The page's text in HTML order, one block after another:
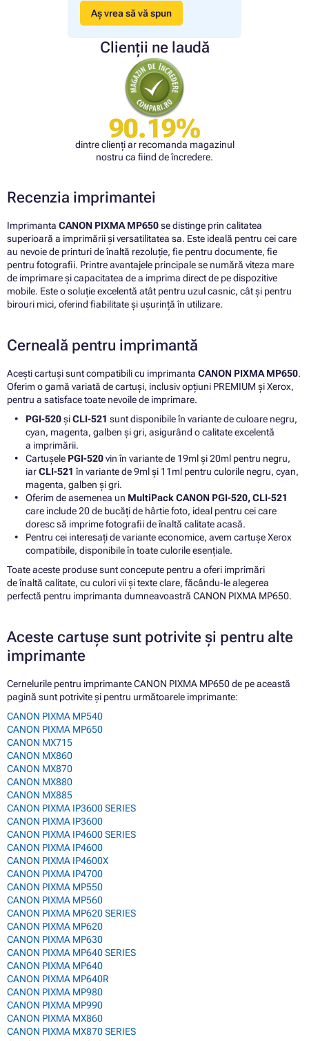
Aș vrea să vă spun
Clienții ne laudă
90.19%
dintre clienți ar recomanda magazinul
nostru ca fiind de încredere.
Recenzia imprimantei
Imprimanta CANON PIXMA MP650se distinge prin calitatea
superioară a imprimării și versatilitatea sa. Este ideală pentru cei care
au nevoie de printuri de înaltă rezoluție, fie pentru documente, fie
pentru fotografii. Printre avantajele principale se numără viteza mare
de imprimare și capacitatea de a imprima direct de pe dispozitive
mobile. Este o soluție excelentă atât pentru uzul casnic, cât și pentru
birouri mici, oferind fiabilitate și ușurință în utilizare.
Cerneală pentru imprimantă
Acești cartuși sunt compatibili cu imprimanta CANON PIXMA MP650.
Oferim o gamă variată de cartuși, inclusiv opțiuni PREMIUM și Xerox,
pentru a satisface toate nevoile de imprimare.
PGI-520șiCLI-521 sunt disponibile în variante de culoare negru,
cyan, magenta, galben și gri, asigurând o calitate excelentă
a imprimării.
Cartușele PGI-520vin în variante de 19ml și 20ml pentru negru,
iarCLI-521 în variante de 9ml și 11ml pentru culorile negru, cyan,
magenta, galben și gri.
Oferim de asemenea un MultiPack CANON PGI-520, CLI-521
care include 20 de bucăți de hârtie foto, ideal pentru cei care
doresc să imprime fotografii de înaltă calitate acasă.
Pentru cei interesați de variante economice, avem cartușe Xerox
compatibile, disponibile în toate culorile esențiale.
Toate aceste produse sunt concepute pentru a oferi imprimări
de înaltă calitate, cu culori vii și texte clare, făcându-le alegerea
perfectă pentru imprimanta dumneavoastră CANON PIXMA MP650.
Aceste cartușe sunt potrivite și pentru alte
imprimante
Cernelurile pentru imprimante CANON PIXMA MP650 de pe această
pagină sunt potrivite și pentru următoarele imprimante:
CANON PIXMA MP540
CANON PIXMA MP650
CANON MX715
CANON MX860
CANON MX870
CANON MX880
CANON MX885
CANON PIXMA IP3600 SERIES
CANON PIXMA IP3600
CANON PIXMA IP4600 SERIES
CANON PIXMA IP4600
CANON PIXMA IP4600X
CANON PIXMA IP4700
CANON PIXMA MP550
CANON PIXMA MP560
CANON PIXMA MP620 SERIES
CANON PIXMA MP620
CANON PIXMA MP630
CANON PIXMA MP640 SERIES
CANON PIXMA MP640
CANON PIXMA MP640R
CANON PIXMA MP980
CANON PIXMA MP990
CANON PIXMA MX860
CANON PIXMA MX870 SERIES